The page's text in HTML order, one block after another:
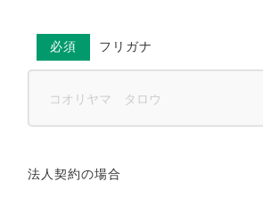
必須 フリガナ
法人契約の場合